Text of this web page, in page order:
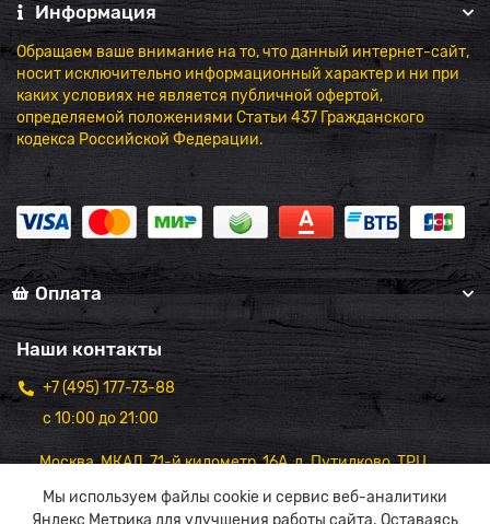
Мы используем файлы cookie и сервис веб-аналитики
Яндекс Метрика для улучшения работы сайта. Оставаясь
Информация
Обращаем ваше внимание на то, что данный интернет-сайт,
носит исключительно информационный характер и ни при
каких условиях не является публичной офертой,
определяемой положениями Статьи 437 Гражданского
кодекса Российской Федерации.
Оплата
Наши контакты
+7 (495) 177-73-88
с 10:00 до 21:00
Москва, МКАД, 71-й километр, 16А, д. Путилково, ТРЦ